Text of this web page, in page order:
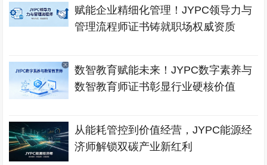
赋能企业精细化管理！JYPC领导力与
管理流程师证书铸就职场权威资质
数智教育赋能未来！JYPC数字素养与
数智教育师证书彰显行业硬核价值
从能耗管控到价值经营，JYPC能源经
济师解锁双碳产业新红利